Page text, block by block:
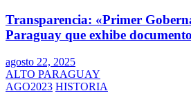
Transparencia: «Primer
Paraguay que exhibe
agosto 22, 2025
ALTO PARAGUAY
AGO2023 HISTORIA